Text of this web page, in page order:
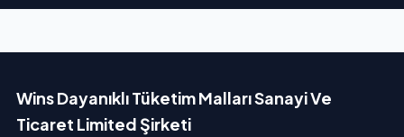
Wins Dayanıklı Tüketim Malları Sanayi Ve
Ticaret Limited Şirketi